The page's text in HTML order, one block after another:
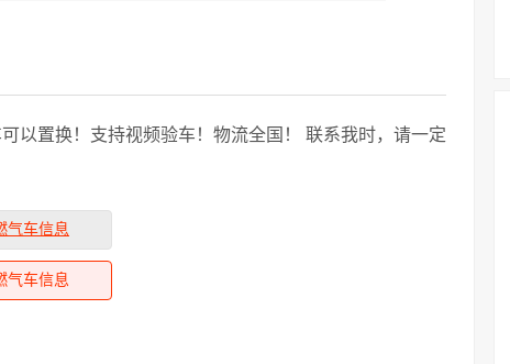
以置换！支持视频验车！物流全国！ 联系我时，请一定
气车信息
气车信息